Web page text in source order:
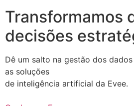
Transformamos
decisões
Dê um salto na gestão dos
as soluções
de inteligência artificial da Evee.